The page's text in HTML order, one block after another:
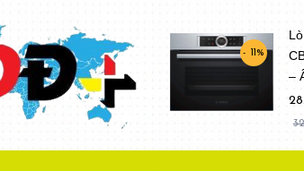
Máy sấy bơm nhiệt
Bosch WTX87M20
Series 8
Liên hệ
11%
–